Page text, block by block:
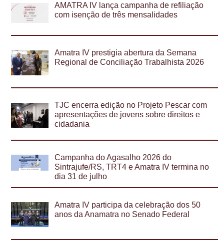
AMATRA IV lança campanha de refiliação
com isenção de três mensalidades
Amatra IV prestigia abertura da Semana
Regional de Conciliação Trabalhista 2026
TJC encerra edição no Projeto Pescar com
apresentações de jovens sobre direitos e
cidadania
Campanha do Agasalho 2026 do
Sintrajufe/RS, TRT4 e Amatra IV termina no
dia 31 de julho
Amatra IV participa da celebração dos 50
anos da Anamatra no Senado Federal